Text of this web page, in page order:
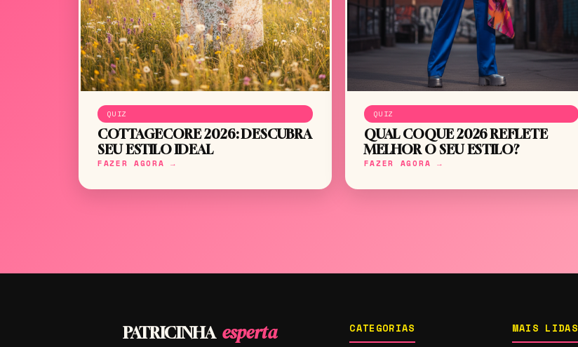
QUIZ
COTTAGECORE 2026: DESCUBRA
SEU ESTILO IDEAL
FAZER AGORA →
QUIZ
QUAL COQUE 2026 REFLETE
MELHOR O SEU ESTILO?
FAZER AGORA →
PATRICINHA esperta CATEGORIAS MAIS LIDAS